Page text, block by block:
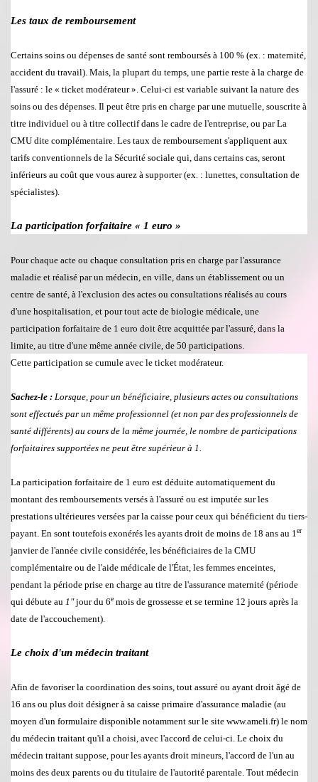
Les taux de remboursement
Certains soins ou dépenses de santé sont remboursés à 100 % (ex. : maternité,
accident du travail). Mais, la plupart du temps, une partie reste à la charge de
l'assuré : le « ticket modérateur». Celui-ci est variable suivant la nature des
soins ou des dépenses. Il peut être pris en charge par une mutuelle, souscrite à
titre individuel ou à titre collectif dans le cadre de l'entreprise, ou parLa
CMU dite complémentaire. Les taux de remboursement s'appliquent aux
tarifs conventionnels de la Sécurité sociale qui, dans certains cas, seront
inférieurs au coût que vous aurez à supporter (ex. : lunettes, consultation de
spécialistes).
La participation forfaitaire « 1 euro »
Pour chaque acte ou chaque consultation pris en charge par l'assurance
maladie et réalisé par un médecin, en ville, dans un établissement ou un
centre de santé, à l'exclusion des actes ou consultations réalisés au cours
d'une hospitalisation, et pour tout acte de biologie médicale, une
participation forfaitaire de 1 euro doit être acquittée par l'assuré, dans la
limite, au titre d'une même année civile, de 50 participations.
Cette participation se cumule avec le ticket modérateur.
Sachez-le : Lorsque, pour un bénéficiaire, plusieurs actes ou consultations
sont effectués par un même professionnel (et non par des professionnels de
santé différents) au cours de la même journée, le nombre de participations
forfaitaires supportées ne peut être supérieur à 1.
La participation forfaitaire de 1 euro est déduite automatiquement du
montant des remboursements versés à l'assuré ou est imputée sur les
prestations ultérieures versées par la caisse pour ceux qui bénéficient du tiers-
payant. En sont toutefois exonérés les ayants droit de moins de 18 ans au 1er
janvier de l'année civile considérée, les bénéficiaires de la CMU
complémentaire ou de l'aide médicale de l'État, les femmes enceintes,
pendant la période prise en charge au titre de l'assurance maternité (période
qui débute au 1"jour du 6e mois de grossesse et se termine 12 jours après la
date de l'accouchement).
Le choix d'un médecin traitant
Afin de favoriser la coordination des soins, tout assuré ou ayant droit âgé de
16 ans ou plus doit désignerà sa caisse primaire d'assurance maladie (au
moyen d'un formulaire disponible notamment sur le site www.ameli.fr) le nom
du médecin traitant qu'il a choisi, avec l'accord de celui-ci. Le choix du
médecin traitant suppose, pour les ayants droit mineurs, l'accord de l'un au
moins des deux parents ou du titulaire de l'autorité parentale. Tout médecin